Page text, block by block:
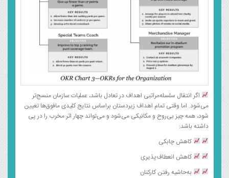
اگر انتقال سلسله‌مراتبی اهداف در تعادل باشد، عملیات سازمان منسج‌تر
می‌شود. اما وقتی تمام اهداف زیردستان براساس نتایج کلیدی مافوق‌ها تعیین
شود، همه چیز بی‌روح و مکانیکی می‌شود و می‌تواند چهار اثر مخرب را در پی
داشته باشد:
کاهش چابکی
کاهش انعطاف‌پذیری
به‌حاشیه رفتن کارکنان